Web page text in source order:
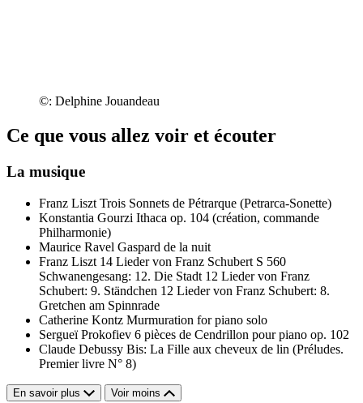
©: Delphine Jouandeau
Ce que vous allez voir et écouter
La musique
Franz Liszt Trois Sonnets de Pétrarque (Petrarca-Sonette)
Konstantia Gourzi Ithaca op. 104 (création, commande
Philharmonie)
Maurice Ravel Gaspard de la nuit
Franz Liszt 14 Lieder von Franz Schubert S 560
Schwanengesang: 12. Die Stadt 12 Lieder von Franz
Schubert: 9. Ständchen 12 Lieder von Franz Schubert: 8.
Gretchen am Spinnrade
Catherine Kontz Murmuration for piano solo
Sergueï Prokofiev 6 pièces de Cendrillon pour piano op. 102
Claude Debussy Bis: La Fille aux cheveux de lin (Préludes.
Premier livre N° 8)
En savoir plus Voir moins